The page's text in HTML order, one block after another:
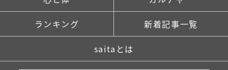
ランキング 新着記事一覧
saitaとは